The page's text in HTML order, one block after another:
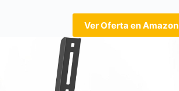
Ver Oferta en Amazon